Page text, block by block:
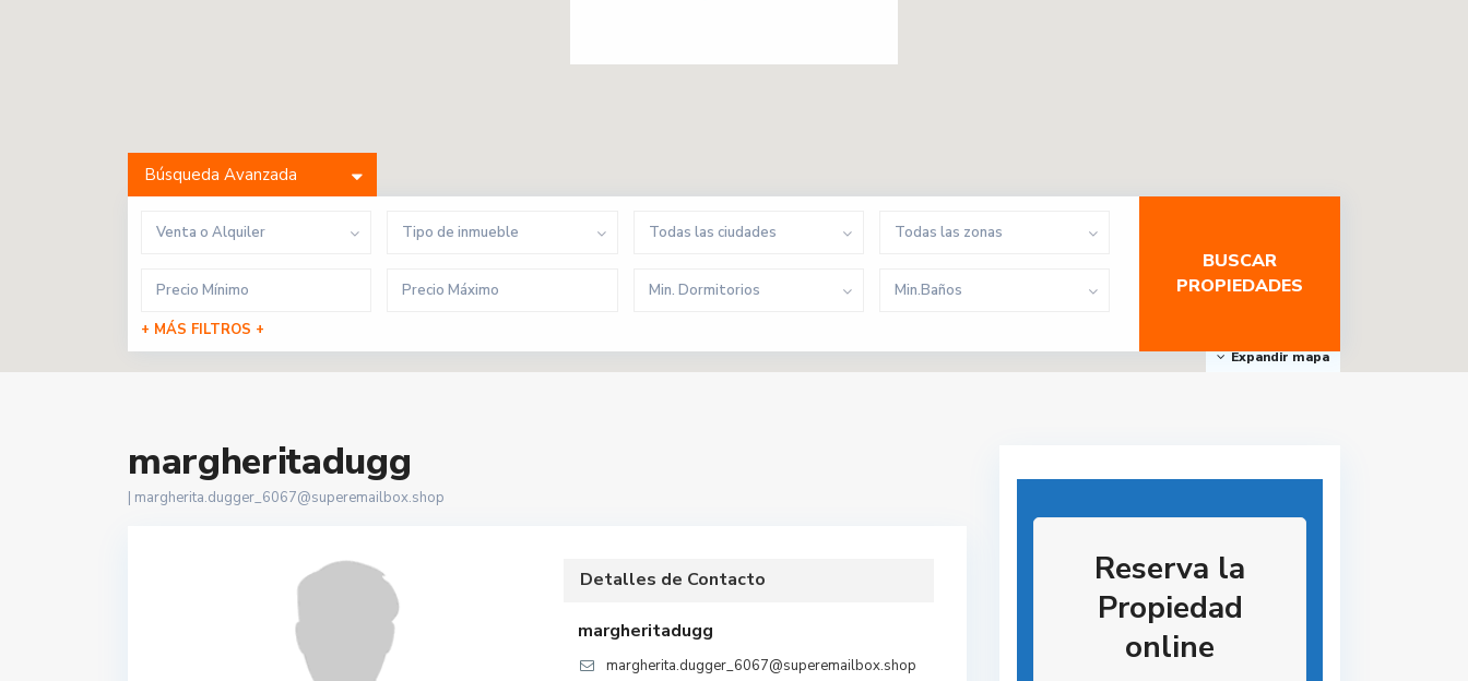
Expandir mapa
Búsqueda Avanzada
Venta o Alquiler Tipo de inmueble Todas las ciudades Todas las zonas
Min. Dormitorios
Min.Baños
+ MÁS FILTROS +
margheritadugg
| margherita.dugger_6067@superemailbox.shop
Detalles de Contacto
margheritadugg
margherita.dugger_6067@superemailbox.shop
Reserva la
Propiedad
online